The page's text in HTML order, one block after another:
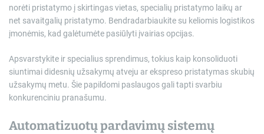
norėti pristatymo į skirtingas vietas, specialių pristatymo laikų ar
net savaitgalių pristatymo. Bendradarbiaukite su keliomis logistikos
įmonėmis, kad galėtumėte pasiūlyti įvairias opcijas.
Apsvarstykite ir specialius sprendimus, tokius kaip konsoliduoti
siuntimai didesnių užsakymų atveju ar ekspreso pristatymas skubių
užsakymų metu. Šie papildomi paslaugos gali tapti svarbiu
konkurenciniu pranašumu.
Automatizuotų pardavimų sistemų